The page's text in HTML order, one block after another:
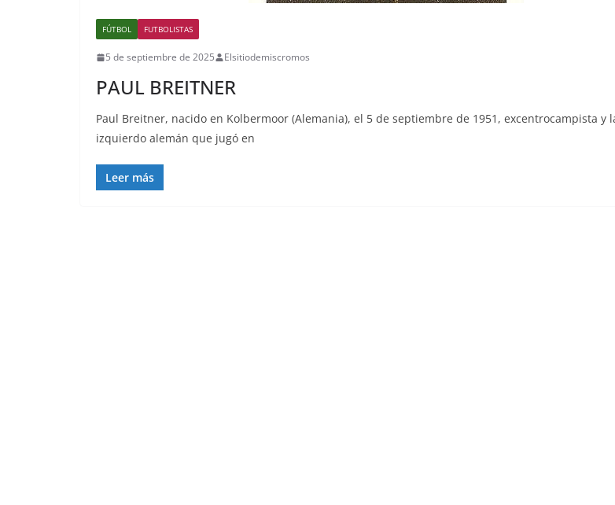
FÚTBOL FUTBOLISTAS
5 de septiembre de 2025 Elsitiodemiscromos
PAUL BREITNER
Paul Breitner, nacido en Kolbermoor (Alemania), el 5 de septiembre de 1951, excentrocampista y
izquierdo alemán que jugó en
Leer más